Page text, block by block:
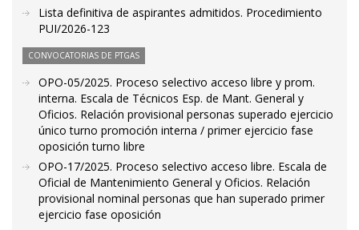
Lista definitiva de aspirantes admitidos. Procedimiento
PUI/2026-123
CONVOCATORIAS DE PTGAS
OPO-05/2025. Proceso selectivo acceso libre y prom.
interna. Escala de Técnicos Esp. de Mant. General y
Oficios. Relación provisional personas superado ejercicio
único turno promoción interna / primer ejercicio fase
oposición turno libre
OPO-17/2025. Proceso selectivo acceso libre. Escala de
Oficial de Mantenimiento General y Oficios. Relación
provisional nominal personas que han superado primer
ejercicio fase oposición